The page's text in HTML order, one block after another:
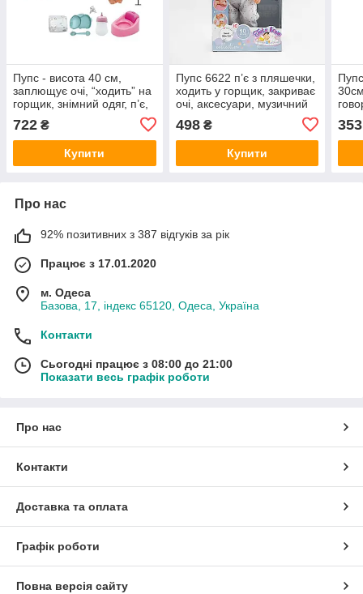
Пупс - висота 40 см,
заплющує очі, “ходить” на
горщик, знімний одяг, п’є,
кінцівки, підгузок, пустушка
YL
722 ₴
Купити
Пупс 6622 п’є з пляшечки,
ходить у горщик, закриває
очі, аксесуари, музичний
498₴
Купити
353
Про нас
92% позитивних з 387 відгуків за рік
Працює з 17.01.2020
м. Одеса
Базова, 17, індекс 65120, Одеса, Україна
Контакти
Сьогодні працює з 08:00 до 21:00
Показати весь графік роботи
Про нас
Контакти
Доставка та оплата
Графік роботи
Повна версія сайту